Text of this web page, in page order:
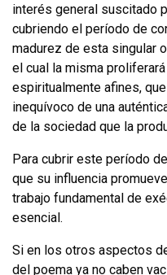
interés general suscitado
cubriendo el período de
madurez de esta singular
el cual la misma
espiritualmente afi­nes,
inequívoco de una
de la sociedad que la
Para cubrir este período
que su influencia
trabajo fundamental de
esencial.
Si en los otros aspectos
del poema ya no caben